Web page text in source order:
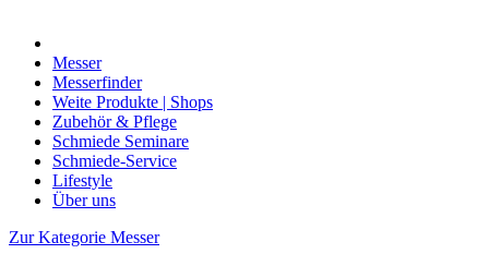
Messer
Messerfinder
Weite Produkte | Shops
Zubehör & Pflege
Schmiede Seminare
Schmiede-Service
Lifestyle
Über uns
Zur Kategorie Messer